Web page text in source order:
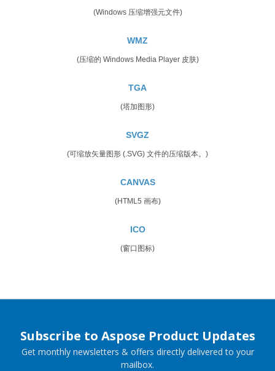
(Windows 压缩增强元文件)
WMZ
(压缩的 Windows Media Player 皮肤)
TGA
(塔加图形)
SVGZ
(可缩放矢量图形 (.SVG) 文件的压缩版本。)
CANVAS
(HTML5 画布)
ICO
(窗口图标)
Subscribe to Aspose Product Updates
Get monthly newsletters & offers directly delivered to your
mailbox.